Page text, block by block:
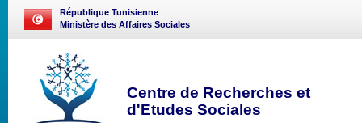
République Tunisienne
Ministère des Affaires Sociales
Centre de Recherches et
d'Etudes Sociales